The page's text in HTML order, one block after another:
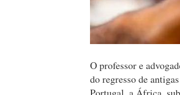
O professor e
do regresso de